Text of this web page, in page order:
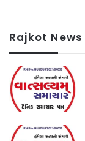
Rajkot News